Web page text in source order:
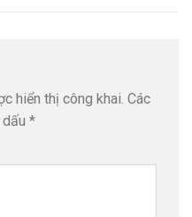
hiển thị công khai. Các
*